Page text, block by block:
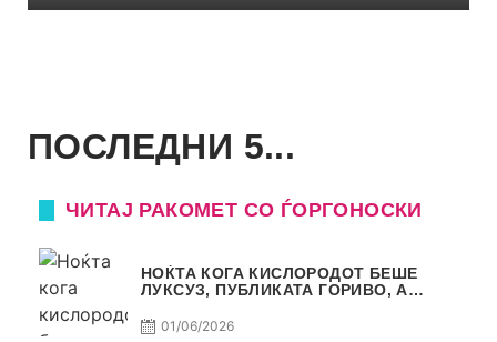
ПОСЛЕДНИ 5...
ЧИТАЈ РАКОМЕТ СО ЃОРГОНОСКИ
НОЌТА КОГА КИСЛОРОДОТ БЕШЕ
ЛУКСУЗ, ПУБЛИКАТА ГОРИВО, А
01/06/2026